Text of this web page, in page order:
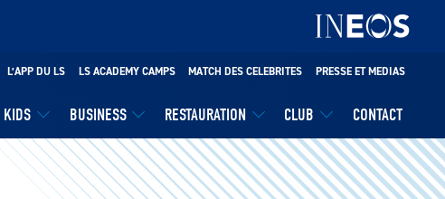
KIDS BUSINESS RESTAURATION CLUB CONTACT
L’APP DU LS LS ACADEMY CAMPS MATCH DES CELEBRITES PRESSE ET MEDIAS